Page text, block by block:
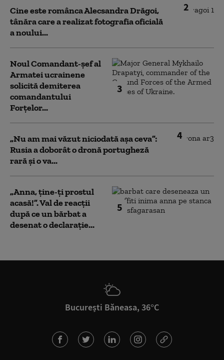
2
Cine este românca Alecsandra Drăgoi,
tânăra care a realizat fotografia oficială
a noului...
3
Noul Comandant-șef al
Armatei ucrainene
solicită demiterea
comandantului
Forțelor...
4
„Nu am mai văzut niciodată așa ceva”:
Rusia a doborât o dronă portugheză
rară și o va...
5
„Anna, ţine-ţi prostul
acasă!”. Val de reacții
după ce un bărbat a
desenat o declarație...
București Băneasa, 36°C